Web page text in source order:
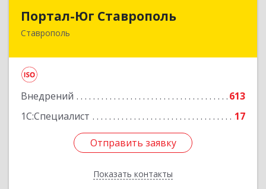
Портал-Юг Ставрополь
Ставрополь
Внедрений
613
1С:Специалист
17
Отправить заявку
Показать контакты
355003, Ставропольский край, Ставрополь г,
Отправить заявку
Назад